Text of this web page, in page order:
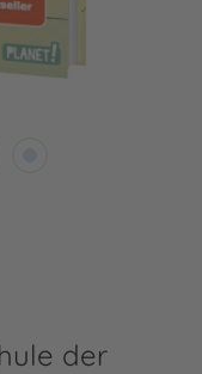
der